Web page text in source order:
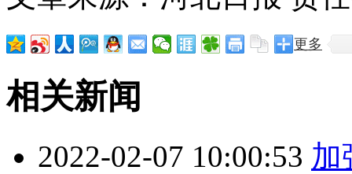
更多
相关新闻
2022-02-07 10:00:53 加